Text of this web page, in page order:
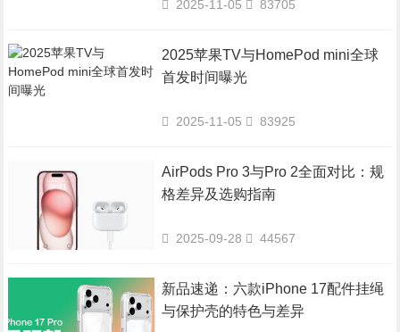
2025-11-05 83705
2025苹果TV与HomePod mini全球
首发时间曝光
2025-11-05 83925
AirPods Pro 3与Pro 2全面对比：规
格差异及选购指南
2025-09-28 44567
新品速递：六款iPhone 17配件挂绳
与保护壳的特色与差异